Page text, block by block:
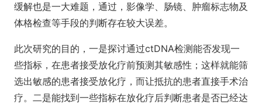
缓解也是一大难题，通过，影像学、肠镜、肿瘤标志物及
体格检查等手段的判断存在较大误差。
此次研究的目的，一是探讨通过ctDNA检测能否发现一
些指标，在患者接受放化疗前预测其敏感性；这样就能筛
选出敏感的患者接受放化疗，而让抵抗的患者直接手术治
疗。二是能找到一些指标在放化疗后判断患者是否已经达